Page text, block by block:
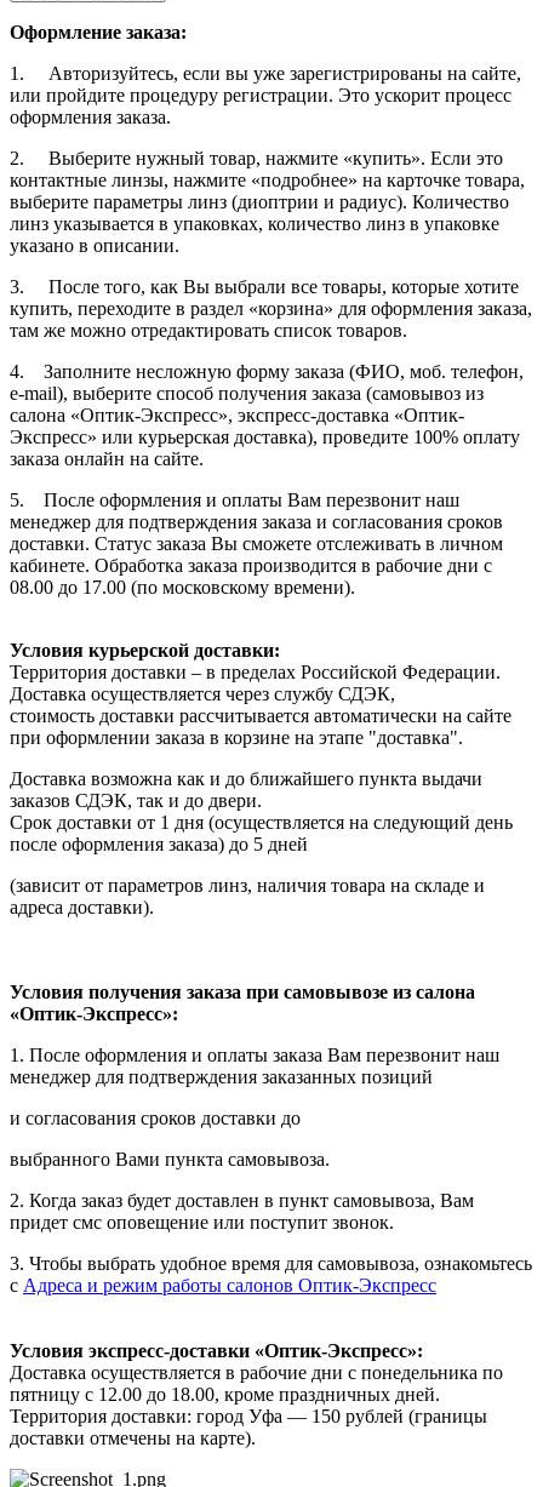
Оформление заказа:
1. Авторизуйтесь, если вы уже зарегистрированы на сайте,
или пройдите процедуру регистрации. Это ускорит процесс
оформления заказа.
2. Выберите нужный товар, нажмите «купить». Если это
контактные линзы, нажмите «подробнее» на карточке товара,
выберите параметры линз (диоптрии и радиус). Количество
линз указывается в упаковках, количество линз в упаковке
указано в описании.
3. После того, как Вы выбрали все товары, которые хотите
купить, переходите в раздел «корзина» для оформления заказа,
там же можно отредактировать список товаров.
4. Заполните несложную форму заказа (ФИО, моб. телефон,
e-mail), выберите способ получения заказа (самовывоз из
салона «Оптик-Экспресс», экспресс-доставка «Оптик-
Экспресс» или курьерская доставка), проведите 100% оплату
заказа онлайн на сайте.
5. После оформления и оплаты Вам перезвонит наш
менеджер для подтверждения заказа и согласования сроков
доставки. Статус заказа Вы сможете отслеживать в личном
кабинете. Обработка заказа производится в рабочие дни с
08.00 до 17.00 (по московскому времени).
Условия курьерской доставки:
Территория доставки – в пределах Российской Федерации.
Доставка осуществляется через службу СДЭК,
стоимость доставки рассчитывается автоматически на сайте
при оформлении заказа в корзине на этапе "доставка".
Доставка возможна как и до ближайшего пункта выдачи
заказов СДЭК, так и до двери.
Срок доставки от 1 дня (осуществляется на следующий день
после оформления заказа) до 5 дней
(зависит от параметров линз, наличия товара на складе и
адреса доставки).
Условия получения заказа при самовывозе из салона
«Оптик-Экспресс»:
1. После оформления и оплаты заказа Вам перезвонит наш
менеджер для подтверждения заказанных позиций
и согласования сроков доставки до
выбранного Вами пункта самовывоза.
2. Когда заказ будет доставлен в пункт самовывоза, Вам
придет смс оповещение или поступит звонок.
3. Чтобы выбрать удобное время для самовывоза, ознакомьтесь
с Адреса и режим работы салонов Оптик-Экспресс
Условия экспресс-доставки «Оптик-Экспресс»:
Доставка осуществляется в рабочие дни с понедельника по
пятницу с 12.00 до 18.00, кроме праздничных дней.
Территория доставки: город Уфа — 150 рублей (границы
доставки отмечены на карте).